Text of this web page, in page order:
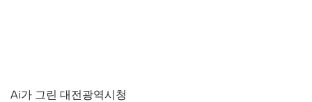
Ai가 그린 대전광역시청